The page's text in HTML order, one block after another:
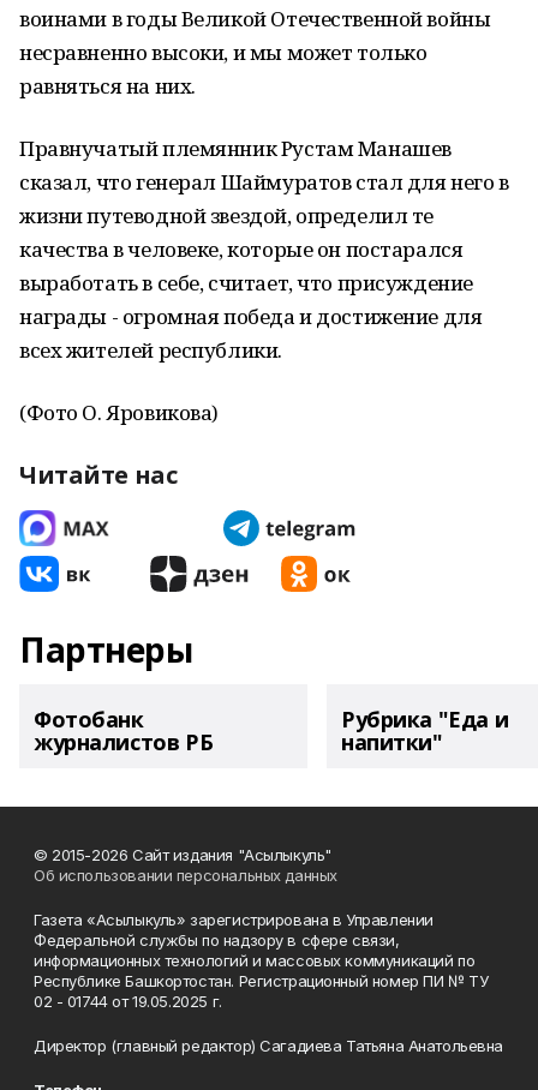
воинами в годы Великой Отечественной войны
несравненно высоки, и мы может только
равняться на них.
Правнучатый племянник Рустам Манашев
сказал, что генерал Шаймуратов стал для него в
жизни путеводной звездой, определил те
качества в человеке, которые он постарался
выработать в себе, считает, что присуждение
награды - огромная победа и достижение для
всех жителей республики.
(Фото О. Яровикова)
Читайте нас
Партнеры
Фотобанк
журналистов РБ
Рубрика "Еда и
напитки"
© 2015-2026 Сайт издания "Асылыкуль"
Об использовании персональных данных
Газета «Асылыкуль» зарегистрирована в Управлении
Федеральной службы по надзору в сфере связи,
информационных технологий и массовых коммуникаций по
Республике Башкортостан. Регистрационный номер ПИ № ТУ
02 - 01744 от 19.05.2025 г.
Директор (главный редактор) Сагадиева Татьяна Анатольевна